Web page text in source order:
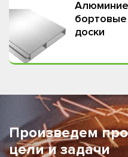
бортовые
доски
Произведем
цели и задачи